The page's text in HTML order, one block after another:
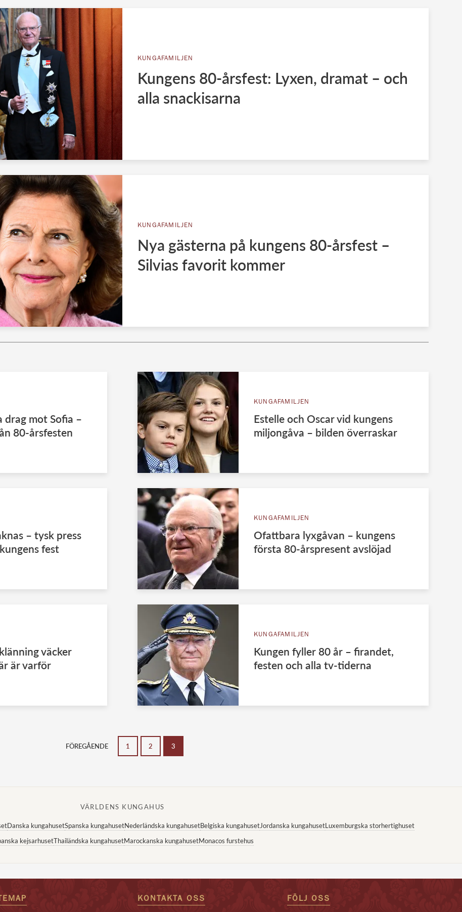
KUNGAFAMILJEN
Kungens 80-årsfest: Lyxen, dramat – och
alla snackisarna
KUNGAFAMILJEN
Nya gästerna på kungens 80-årsfest –
Silvias favorit kommer
drag mot Sofia –
80-årsfesten
KUNGAFAMILJEN
Estelle och Oscar vid kungens
miljongåva – bilden överraskar
– tysk press
fest
KUNGAFAMILJEN
Ofattbara lyxgåvan – kungens
första 80-årspresent avslöjad
väcker
är varför
KUNGAFAMILJEN
Kungen fyller 80 år – firandet,
festen och alla tv-tiderna
FÖREGÅENDE 1 2 3
VÄRLDENS KUNGAHUS
Danska kungahusetSpanska kungahusetNederländska kungahusetBelgiska kungahusetJordanska kungahusetLuxemburgska storhertighuset
kejsarhusetThailändska kungahusetMarockanska kungahusetMonacos furstehus
KONTAKTA OSS FÖLJ OSS